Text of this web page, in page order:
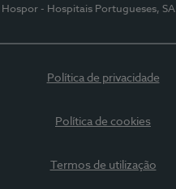
| Hospor - Hospitais Portugueses, SA
Política de privacidade
Política de cookies
Termos de utilização